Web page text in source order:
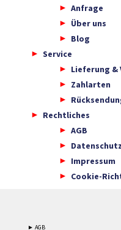
Anfrage
Über uns
Blog
Service
Lieferung &
Zahlarten
Rechtliches
AGB
Datenschutz
Impressum
Cookie-
► AGB